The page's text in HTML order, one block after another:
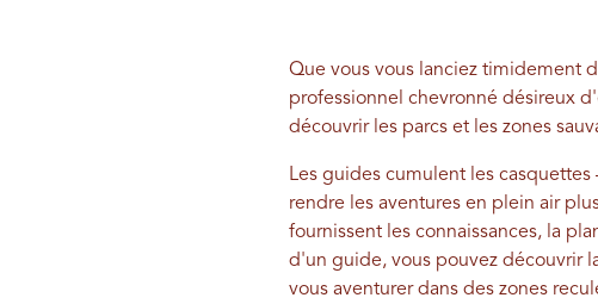
Que vous vous lanciez timidement
professionnel chevronné désireux
découvrir les parcs et les zones
Les guides cumulent les
rendre les aventures en plein air
fournissent les connaissances, la
d'un guide, vous pouvez découvrir
vous aventurer dans des zones